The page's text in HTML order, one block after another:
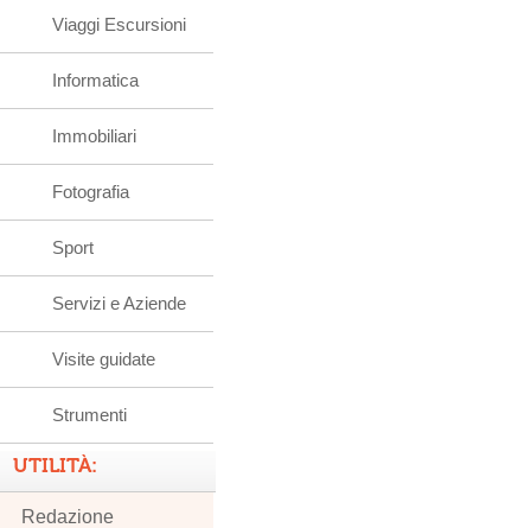
Viaggi Escursioni
Informatica
Immobiliari
Fotografia
Sport
Servizi e Aziende
Visite guidate
Strumenti
UTILITÀ:
Redazione